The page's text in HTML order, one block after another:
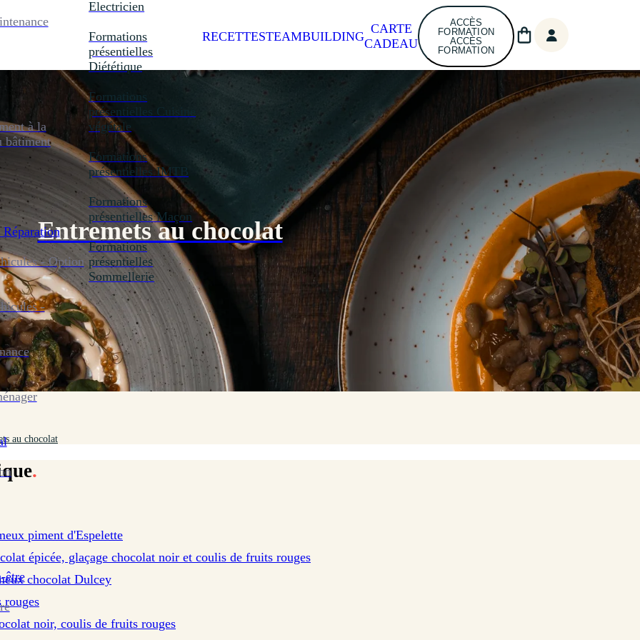
à la
bâtiment
- Option
-
être
Electricien
Formations
présentielles
Diététique
Formations
présentielles Cuisine
végétale
Formations
présentielles IMTB
Formations
présentielles Maçon
Formations
présentielles
Sommellerie
RECETTESTEAMBUILDING
CARTE
CADEAU
ACCÈS
FORMATION
ACCÈS
FORMATION
Entremets au chocolat
au chocolat
.
piment d'Espelette
épicée, glaçage chocolat noir et coulis de fruits rouges
chocolat Dulcey
rouges
noir, coulis de fruits rouges